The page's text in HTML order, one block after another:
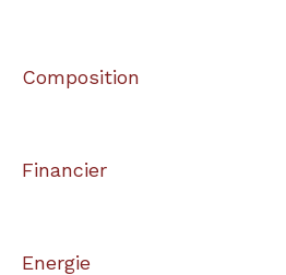
Composition
Financier
Energie